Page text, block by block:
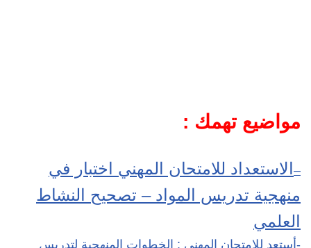
مواضيع تهمك :
– الاستعداد للامتحان المهني اختبار في
منهجية تدريس المواد – تصحيح النشاط
العلمي
-أستعد للامتحان المهني : الخطوات المنهجية لتدريس